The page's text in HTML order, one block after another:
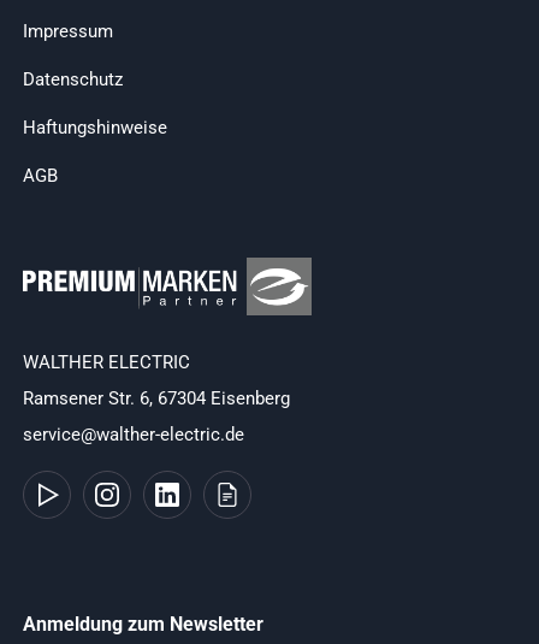
Impressum
Datenschutz
Haftungshinweise
AGB
WALTHER ELECTRIC
Ramsener Str. 6, 67304 Eisenberg
service@walther-electric.de
Anmeldung zum Newsletter